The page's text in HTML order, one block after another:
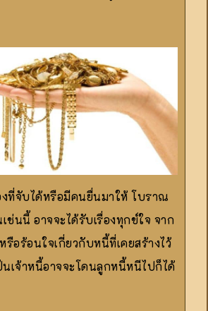
งที่จับได้หรือมีคนยื่นมาให้ โบราณ
ช่นนี้ อาจจะได้รับเรื่องทุกข์ใจ จาก
อร้อนใจเกี่ยวกับหนี้ที่เคยสร้างไว้
นเจ้าหนี้อาจจะโดนลูกหนี้หนีไปก็ได้